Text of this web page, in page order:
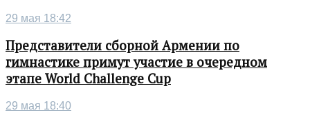
29 мая 18:42
Представители сборной Армении по
гимнастике примут участие в очередном
этапе World Challenge Cup
29 мая 18:40